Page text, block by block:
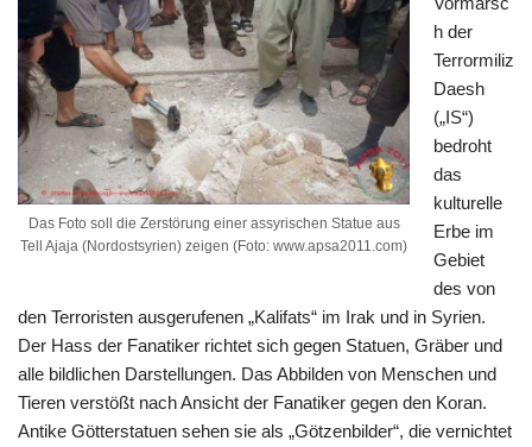
Das Foto soll die Zerstörung einer assyrischen Statue aus
Tell Ajaja (Nordostsyrien) zeigen (Foto: www.apsa2011.com)
h der
Terrormiliz
Daesh
(„IS“)
bedroht
das
kulturelle
Erbe im
Gebiet
des von
den Terroristen ausgerufenen „Kalifats“ im Irak und in Syrien.
Der Hass der Fanatiker richtet sich gegen Statuen, Gräber und
alle bildlichen Darstellungen. Das Abbilden von Menschen und
Tieren verstößt nach Ansicht der Fanatiker gegen den Koran.
Antike Götterstatuen sehen sie als „Götzenbilder“, die vernichtet